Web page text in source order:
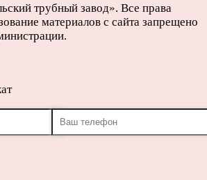
трубный завод». Все права
материалов с сайта запрещено